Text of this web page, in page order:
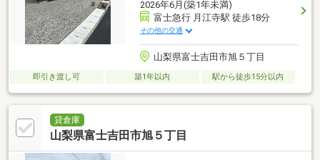
2026年6月(築1年未満)
富士急行 月江寺駅 徒歩18分
その他の交通
山梨県富士吉田市旭５丁目
即引き渡し可 築1年以内 駅から徒歩15分以内
貸倉庫
山梨県富士吉田市旭５丁目